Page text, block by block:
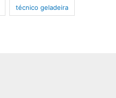
técnico geladeira